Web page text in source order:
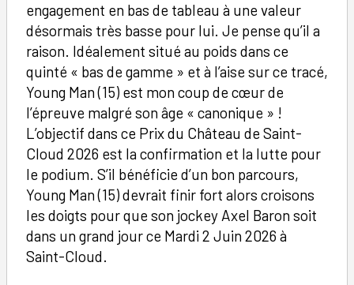
engagement en bas de tableau à une valeur
désormais très basse pour lui. Je pense qu’il a
raison. Idéalement situé au poids dans ce
quinté « bas de gamme » et à l’aise sur ce tracé,
Young Man (15) est mon coup de cœur de
l’épreuve malgré son âge « canonique » !
L’objectif dans ce Prix du Château de Saint-
Cloud 2026 est la confirmation et la lutte pour
le podium. S’il bénéficie d’un bon parcours,
Young Man (15) devrait finir fort alors croisons
les doigts pour que son jockey Axel Baron soit
dans un grand jour ce Mardi 2 Juin 2026 à
Saint-Cloud.